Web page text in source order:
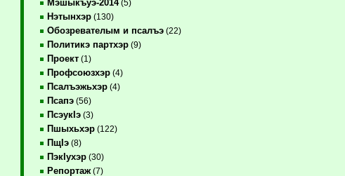
Мэшыкъуэ-2014(5)
Нэтынхэр(130)
Обозревателым и псалъэ(22)
Политикэ партхэр(9)
Проект(1)
Профсоюзхэр(4)
Псалъэжьхэр(4)
Псапэ(56)
ПсэукIэ(3)
Пшыхьхэр(122)
ПщIэ(8)
ПэкIухэр(30)
Репортаж(7)